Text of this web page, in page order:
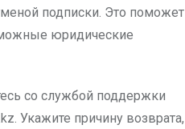
подписки. Это поможет
юридические
со службой поддержки
. Укажите причину возврата,